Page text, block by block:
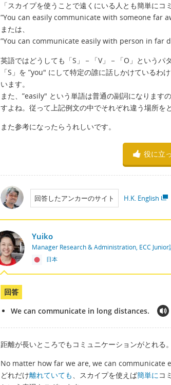
「スカイプを使うことで遠くにいる人とも簡単にコ
”You can easily communicate with someone far
または、
”You can communicate easily with person in far
英語ではどうしても「S」－「V」－「O」という
「S」を ”you" にして特定の誰に話しかけているわ
います。
また、”easily" という単語は普通の副詞になります
すよね。従って上記例文の中でそれぞれ違う場所を
また参考になったらうれしいです。
役に立
回答したアンカーのサイト H.K. English
Yuiko
Manager Research & Administration, ECC Junior
日本
回答
We can communicate in long distances.
距離が長いところでもコミュニケーションがとれる。
No matter how far we are, we can communicate
どれだけ離れていても、スカイプを使えば簡単にコ